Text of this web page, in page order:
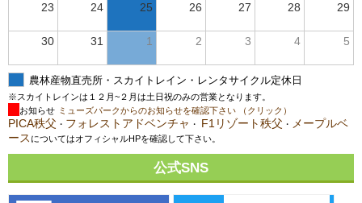
23 24 25 26 27 28 29
30 31 1 2 3 4 5
農林産物直売所・スカイトレイン・レンタサイクル定休日
※スカイトレインは１２月~２月は土日祝のみの営業となります。
お知らせ ミューズパークからのお知らせを確認下さい （クリック）
PICA秩父 ・ フォレストアドベンチャ ・ F1リゾート秩父 ・ メープルベ
ース についてはオフィシャルHPを確認して下さい。
公式SNS